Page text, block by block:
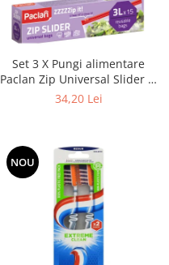
Set 3 X Pungi alimentare
Paclan Zip Universal Slider 3l
15buc
34,20 Lei
NOU